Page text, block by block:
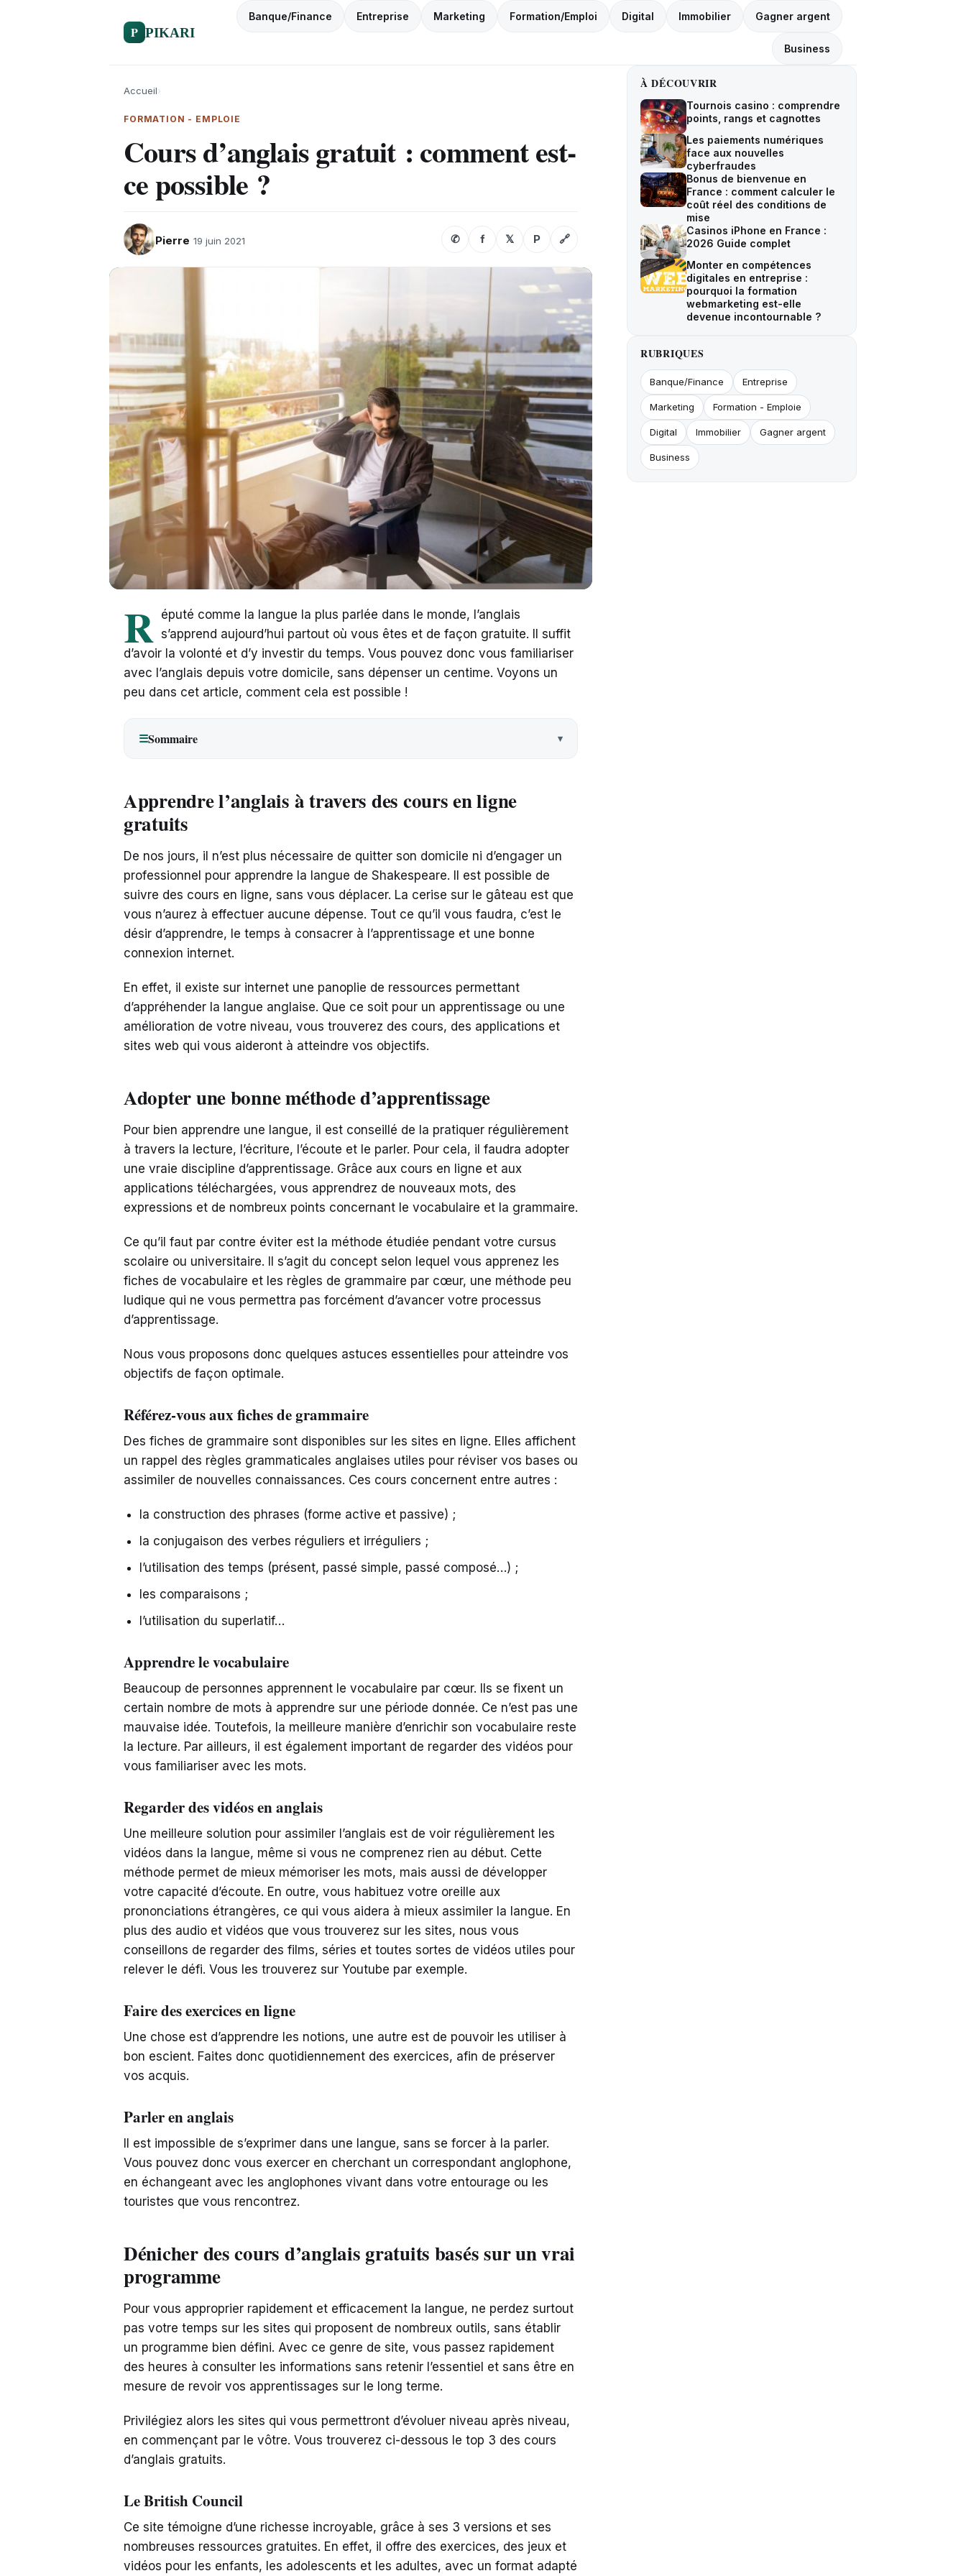
P PIKARI
Banque/Finance Entreprise Marketing Formation/Emploi Digital Immobilier Gagner argent
Business
Accueil›
FORMATION - EMPLOIE
Cours d’anglais gratuit : comment est-
ce possible ?
Pierre 19 juin 2021 ✆ f 𝕏 P 🔗
R éputé comme la langue la plus parlée dans le monde, l’anglais
s’apprend aujourd’hui partout où vous êtes et de façon gratuite. Il suffit
d’avoir la volonté et d’y investir du temps. Vous pouvez donc vous familiariser
avec l’anglais depuis votre domicile, sans dépenser un centime. Voyons un
peu dans cet article, comment cela est possible !
☰Sommaire
Apprendre l’anglais à travers des cours en ligne
gratuits
De nos jours, il n’est plus nécessaire de quitter son domicile ni d’engager un
professionnel pour apprendre la langue de Shakespeare. Il est possible de
suivre des cours en ligne, sans vous déplacer. La cerise sur le gâteau est que
vous n’aurez à effectuer aucune dépense. Tout ce qu’il vous faudra, c’est le
désir d’apprendre, le temps à consacrer à l’apprentissage et une bonne
connexion internet.
En effet, il existe sur internet une panoplie de ressources permettant
d’appréhender la langue anglaise. Que ce soit pour un apprentissage ou une
amélioration de votre niveau, vous trouverez des cours, des applications et
sites web qui vous aideront à atteindre vos objectifs.
Adopter une bonne méthode d’apprentissage
Pour bien apprendre une langue, il est conseillé de la pratiquer régulièrement
à travers la lecture, l’écriture, l’écoute et le parler. Pour cela, il faudra adopter
une vraie discipline d’apprentissage. Grâce aux cours en ligne et aux
applications téléchargées, vous apprendrez de nouveaux mots, des
expressions et de nombreux points concernant le vocabulaire et la grammaire.
Ce qu’il faut par contre éviter est la méthode étudiée pendant votre cursus
scolaire ou universitaire. Il s’agit du concept selon lequel vous apprenez les
fiches de vocabulaire et les règles de grammaire par cœur, une méthode peu
ludique qui ne vous permettra pas forcément d’avancer votre processus
d’apprentissage.
Nous vous proposons donc quelques astuces essentielles pour atteindre vos
objectifs de façon optimale.
Référez-vous aux fiches de grammaire
Des fiches de grammaire sont disponibles sur les sites en ligne. Elles affichent
un rappel des règles grammaticales anglaises utiles pour réviser vos bases ou
assimiler de nouvelles connaissances. Ces cours concernent entre autres :
la construction des phrases (forme active et passive) ;
la conjugaison des verbes réguliers et irréguliers ;
l’utilisation des temps (présent, passé simple, passé composé…) ;
les comparaisons ;
l’utilisation du superlatif…
Apprendre le vocabulaire
Beaucoup de personnes apprennent le vocabulaire par cœur. Ils se fixent un
certain nombre de mots à apprendre sur une période donnée. Ce n’est pas une
mauvaise idée. Toutefois, la meilleure manière d’enrichir son vocabulaire reste
la lecture. Par ailleurs, il est également important de regarder des vidéos pour
vous familiariser avec les mots.
Regarder des vidéos en anglais
Une meilleure solution pour assimiler l’anglais est de voir régulièrement les
vidéos dans la langue, même si vous ne comprenez rien au début. Cette
méthode permet de mieux mémoriser les mots, mais aussi de développer
votre capacité d’écoute. En outre, vous habituez votre oreille aux
prononciations étrangères, ce qui vous aidera à mieux assimiler la langue. En
plus des audio et vidéos que vous trouverez sur les sites, nous vous
conseillons de regarder des films, séries et toutes sortes de vidéos utiles pour
relever le défi. Vous les trouverez sur Youtube par exemple.
Faire des exercices en ligne
Une chose est d’apprendre les notions, une autre est de pouvoir les utiliser à
bon escient. Faites donc quotidiennement des exercices, afin de préserver
vos acquis.
Parler en anglais
Il est impossible de s’exprimer dans une langue, sans se forcer à la parler.
Vous pouvez donc vous exercer en cherchant un correspondant anglophone,
en échangeant avec les anglophones vivant dans votre entourage ou les
touristes que vous rencontrez.
Dénicher des cours d’anglais gratuits basés sur un vrai
programme
Pour vous approprier rapidement et efficacement la langue, ne perdez surtout
pas votre temps sur les sites qui proposent de nombreux outils, sans établir
un programme bien défini. Avec ce genre de site, vous passez rapidement
des heures à consulter les informations sans retenir l’essentiel et sans être en
mesure de revoir vos apprentissages sur le long terme.
Privilégiez alors les sites qui vous permettront d’évoluer niveau après niveau,
en commençant par le vôtre. Vous trouverez ci-dessous le top 3 des cours
d’anglais gratuits.
Le British Council
Ce site témoigne d’une richesse incroyable, grâce à ses 3 versions et ses
nombreuses ressources gratuites. En effet, il offre des exercices, des jeux et
vidéos pour les enfants, les adolescents et les adultes, avec un format adapté
À DÉCOUVRIR
Tournois casino : comprendre
points, rangs et cagnottes
Les paiements numériques
face aux nouvelles
cyberfraudes
Bonus de bienvenue en
France : comment calculer le
coût réel des conditions de
mise
Casinos iPhone en France :
2026 Guide complet
Monter en compétences
digitales en entreprise :
pourquoi la formation
webmarketing est-elle
devenue incontournable ?
RUBRIQUES
Banque/Finance Entreprise
Marketing Formation - Emploie
Digital Immobilier Gagner argent
Business